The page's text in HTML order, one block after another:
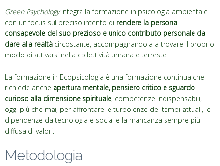
Green Psychologyintegra la formazione in psicologia ambientale
con un focus sul preciso intento di rendere la persona
consapevole del suo prezioso e unico contributo personale da
dare alla realtà circostante, accompagnandola a trovare il proprio
modo di attivarsi nella collettività umana e terreste.
La formazione in Ecopsicologia è una formazione continua che
richiede anche apertura mentale, pensiero critico e sguardo
curioso alla dimensione spirituale, competenze indispensabili,
oggi più che mai, per affrontare le turbolenze dei tempi attuali, le
dipendenze da tecnologia e social e la mancanza sempre più
diffusa di valori.
Metodologia